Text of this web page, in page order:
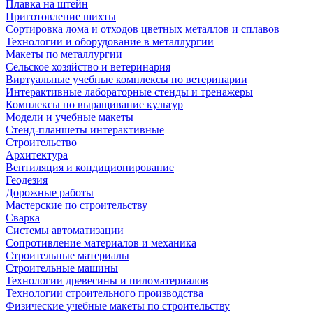
Плавка на штейн
Приготовление шихты
Сортировка лома и отходов цветных металлов и сплавов
Технологии и оборудование в металлургии
Макеты по металлургии
Сельское хозяйство и ветеринария
Виртуальные учебные комплексы по ветеринарии
Интерактивные лабораторные стенды и тренажеры
Комплексы по выращивание культур
Модели и учебные макеты
Стенд-планшеты интерактивные
Строительство
Архитектура
Вентиляция и кондиционирование
Геодезия
Дорожные работы
Мастерские по строительству
Сварка
Системы автоматизации
Сопротивление материалов и механика
Строительные материалы
Строительные машины
Технологии древесины и пиломатериалов
Технологии строительного производства
Физические учебные макеты по строительству